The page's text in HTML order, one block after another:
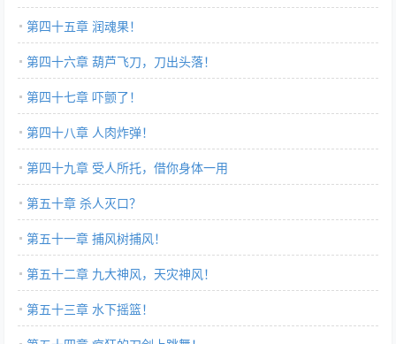
第四十五章 润魂果！
第四十六章 葫芦飞刀，刀出头落！
第四十七章 吓颤了！
第四十八章 人肉炸弹！
第四十九章 受人所托，借你身体一用
第五十章 杀人灭口？
第五十一章 捕风树捕风！
第五十二章 九大神风，天灾神风！
第五十三章 水下摇篮！